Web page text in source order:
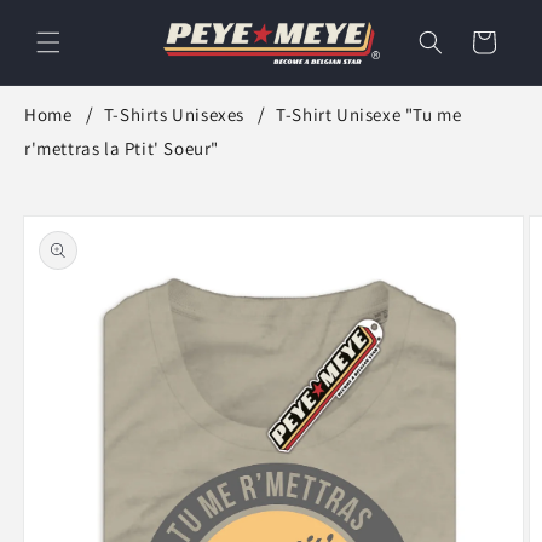
passer
au
Panier
Home T-Shirts Unisexes
T-Shirt Unisexe "Tu me
r'mettras la Ptit' Soeur"
informations
produits